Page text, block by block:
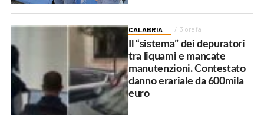
CALABRIA 3 ore fa
Il “sistema” dei depuratori
tra liquami e mancate
manutenzioni. Contestato
danno erariale da 600mila
euro